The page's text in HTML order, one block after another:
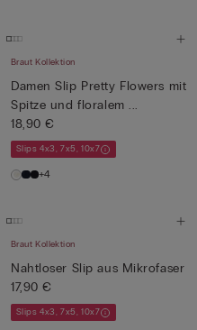
Braut Kollektion
Damen Slip Pretty Flowers mit
Spitze und floralem ...
18,90 €
Slips 4x3, 7x5, 10x7
+4
Braut Kollektion
Nahtloser Slip aus Mikrofaser
17,90 €
Slips 4x3, 7x5, 10x7